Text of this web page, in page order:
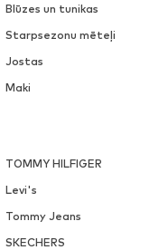
Blūzes un tunikas
Starpsezonu mēteļi
Jostas
Maki
TOMMY HILFIGER
Levi's
Tommy Jeans
SKECHERS